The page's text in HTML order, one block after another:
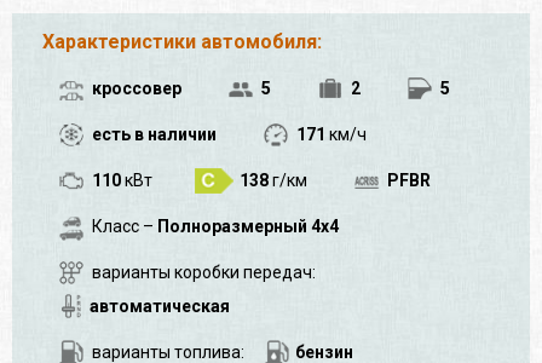
Характеристики автомобиля:
кроссовер 5 2 5
есть в наличии 171 км/ч
110кВт 138г/км PFBR
Класс – Полноразмерный 4x4
варианты коробки передач:
автоматическая
варианты топлива: бензин